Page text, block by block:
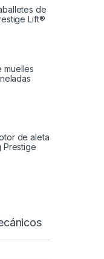
de
Lift®
muelles
de aleta
Prestige